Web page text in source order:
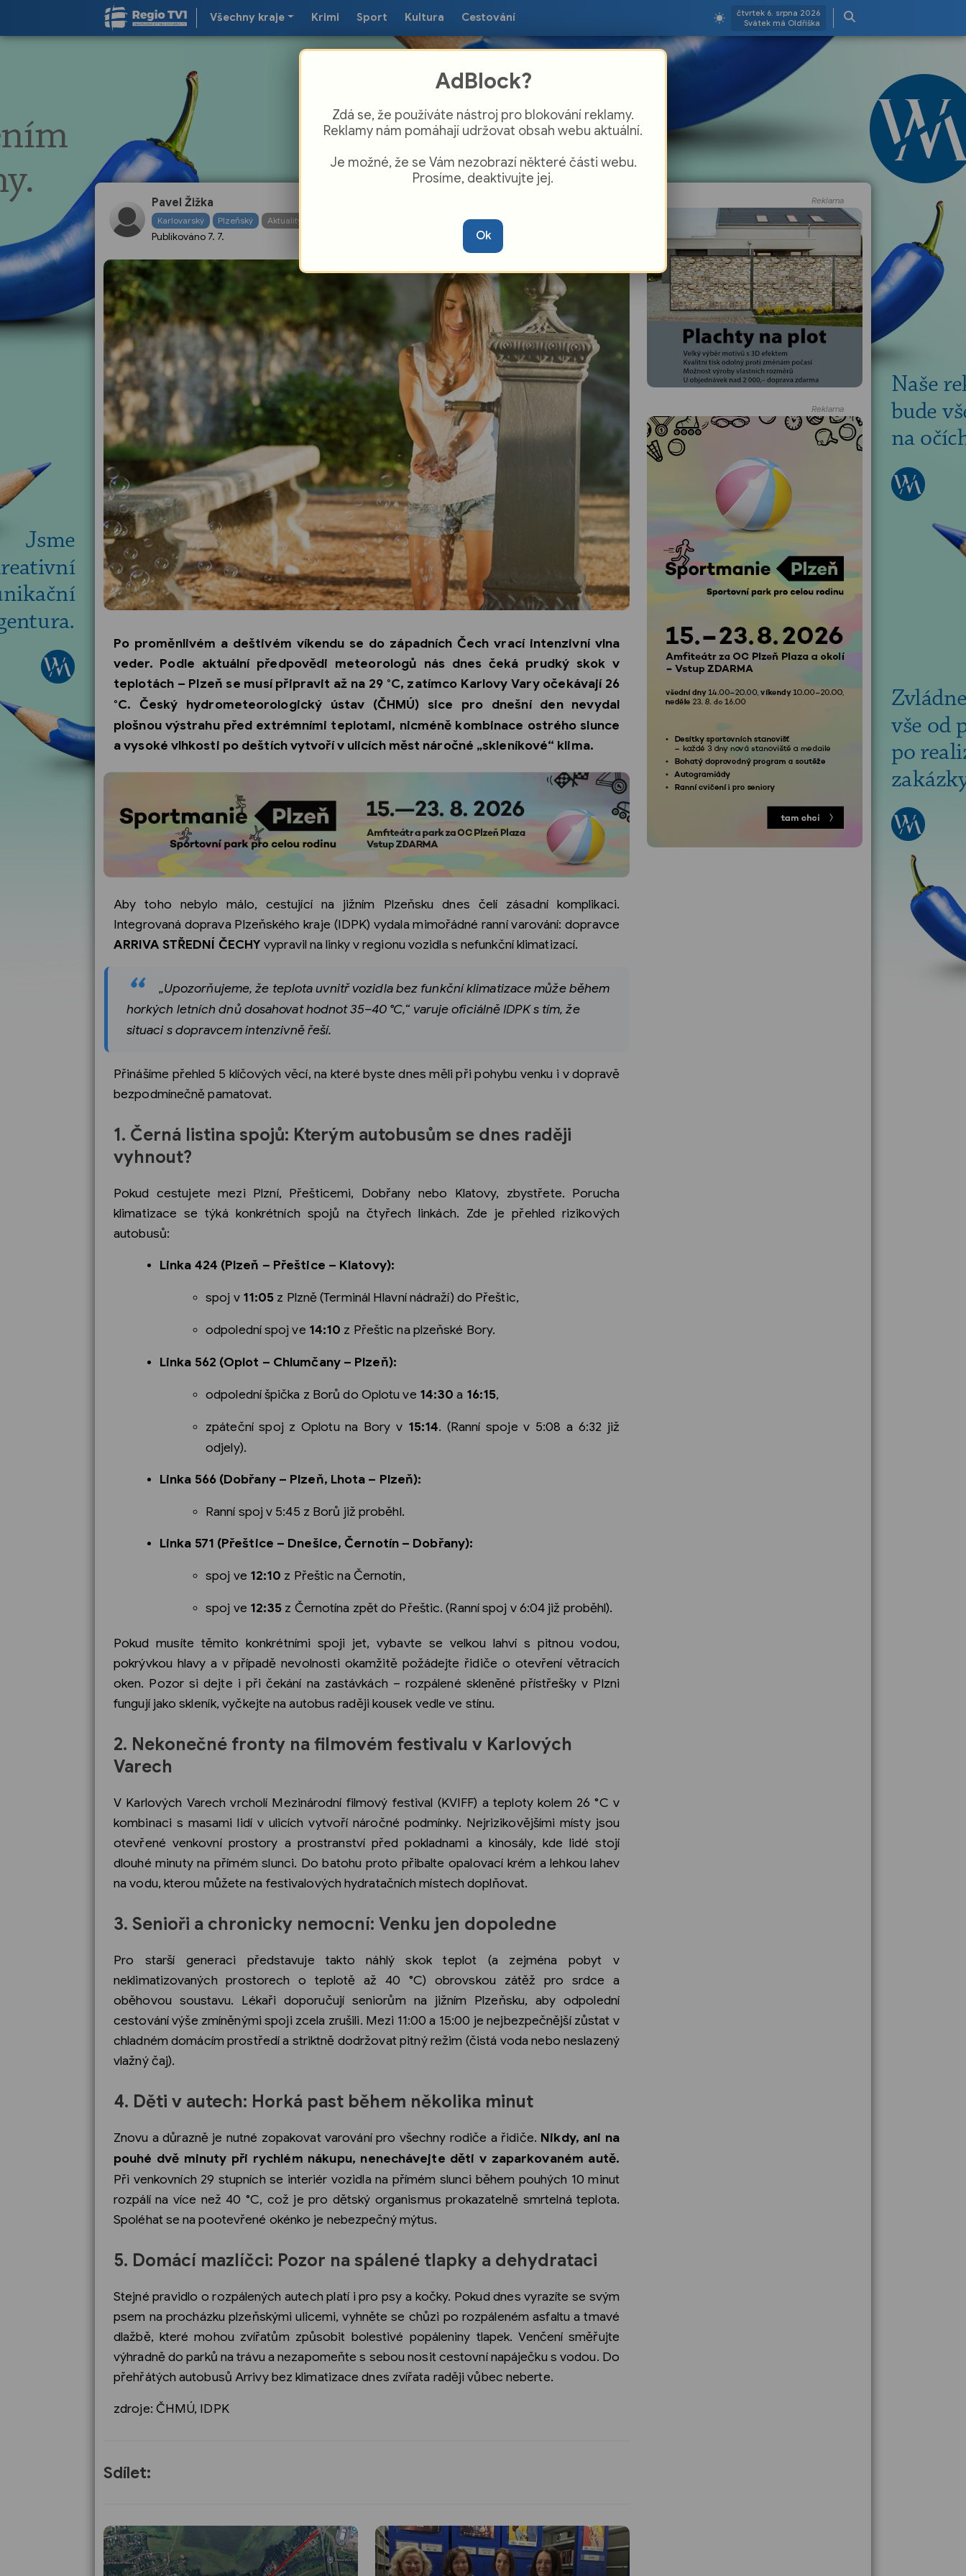
Všechny kraje Krimi Sport Kultura Cestování
čtvrtek 6. srpna 2026
Svátek má Oldřiška
Pavel Žižka
Karlovarský Plzeňský Aktuality
Publikováno 7. 7.
autobusech navíc stávkuje klimatizace
Po proměnlivém a deštivém víkendu se do západních Čech vrací intenzivní vlna
veder. Podle aktuální předpovědi meteorologů nás dnes čeká prudký skok v
teplotách – Plzeň se musí připravit až na 29 °C, zatímco Karlovy Vary očekávají 26
°C. Český hydrometeorologický ústav (ČHMÚ) sice pro dnešní den nevydal
plošnou výstrahu před extrémními teplotami, nicméně kombinace ostrého slunce
a vysoké vlhkosti po deštích vytvoří v ulicích měst náročné „skleníkové“ klima.
Aby toho nebylo málo, cestující na jižním Plzeňsku dnes čelí zásadní komplikaci.
Integrovaná doprava Plzeňského kraje (IDPK) vydala mimořádné ranní varování: dopravce
ARRIVA STŘEDNÍ ČECHYvypravil na linky v regionu vozidla s nefunkční klimatizací.
„Upozorňujeme, že teplota uvnitř vozidla bez funkční klimatizace může během
horkých letních dnů dosahovat hodnot 35–40 °C,“ varuje oficiálně IDPK s tím, že
situaci s dopravcem intenzivně řeší.
Přinášíme přehled 5 klíčových věcí, na které byste dnes měli při pohybu venku i v dopravě
bezpodmínečně pamatovat.
1. Černá listina spojů: Kterým autobusům se dnes raději
vyhnout?
Pokud cestujete mezi Plzní, Přešticemi, Dobřany nebo Klatovy, zbystřete. Porucha
klimatizace se týká konkrétních spojů na čtyřech linkách. Zde je přehled rizikových
autobusů:
Linka 424 (Plzeň – Přeštice – Klatovy):
spoj v 11:05 z Plzně (Terminál Hlavní nádraží) do Přeštic,
odpolední spoj ve 14:10 z Přeštic na plzeňské Bory.
Linka 562 (Oplot – Chlumčany – Plzeň):
odpolední špička z Borů do Oplotu ve 14:30 a 16:15,
zpáteční spoj z Oplotu na Bory v 15:14. (Ranní spoje v 5:08 a 6:32 již
odjely).
Linka 566 (Dobřany – Plzeň, Lhota – Plzeň):
Ranní spoj v 5:45 z Borů již proběhl.
Linka 571 (Přeštice – Dnešice, Černotín – Dobřany):
spoj ve 12:10 z Přeštic na Černotín,
spoj ve 12:35 z Černotína zpět do Přeštic. (Ranní spoj v 6:04 již proběhl).
Pokud musíte těmito konkrétními spoji jet, vybavte se velkou lahví s pitnou vodou,
pokrývkou hlavy a v případě nevolnosti okamžitě požádejte řidiče o otevření větracích
oken. Pozor si dejte i při čekání na zastávkách – rozpálené skleněné přístřešky v Plzni
fungují jako skleník, vyčkejte na autobus raději kousek vedle ve stínu.
2. Nekonečné fronty na filmovém festivalu v Karlových
Varech
V Karlových Varech vrcholí Mezinárodní filmový festival (KVIFF) a teploty kolem 26 °C v
kombinaci s masami lidí v ulicích vytvoří náročné podmínky. Nejrizikovějšími místy jsou
otevřené venkovní prostory a prostranství před pokladnami a kinosály, kde lidé stojí
dlouhé minuty na přímém slunci. Do batohu proto přibalte opalovací krém a lehkou lahev
na vodu, kterou můžete na festivalových hydratačních místech doplňovat.
3. Senioři a chronicky nemocní: Venku jen dopoledne
Pro starší generaci představuje takto náhlý skok teplot (a zejména pobyt v
neklimatizovaných prostorech o teplotě až 40 °C) obrovskou zátěž pro srdce a
oběhovou soustavu. Lékaři doporučují seniorům na jižním Plzeňsku, aby odpolední
cestování výše zmíněnými spoji zcela zrušili. Mezi 11:00 a 15:00 je nejbezpečnější zůstat v
chladném domácím prostředí a striktně dodržovat pitný režim (čistá voda nebo neslazený
vlažný čaj).
4. Děti v autech: Horká past během několika minut
Znovu a důrazně je nutné zopakovat varování pro všechny rodiče a řidiče. Nikdy, ani na
pouhé dvě minuty při rychlém nákupu, nenechávejte děti v zaparkovaném autě.
Při venkovních 29 stupních se interiér vozidla na přímém slunci během pouhých 10 minut
rozpálí na více než 40 °C, což je pro dětský organismus prokazatelně smrtelná teplota.
Spoléhat se na pootevřené okénko je nebezpečný mýtus.
5. Domácí mazlíčci: Pozor na spálené tlapky a dehydrataci
Stejné pravidlo o rozpálených autech platí i pro psy a kočky. Pokud dnes vyrazíte se svým
psem na procházku plzeňskými ulicemi, vyhněte se chůzi po rozpáleném asfaltu a tmavé
dlažbě, které mohou zvířatům způsobit bolestivé popáleniny tlapek. Venčení směřujte
výhradně do parků na trávu a nezapomeňte s sebou nosit cestovní napáječku s vodou. Do
přehřátých autobusů Arrivy bez klimatizace dnes zvířata raději vůbec neberte.
zdroje: ČHMÚ, IDPK
Sdílet:
Reklama
Reklama
AdBlock?
Zdá se, že používáte nástroj pro blokování reklamy.
Reklamy nám pomáhají udržovat obsah webu aktuální.
Je možné, že se Vám nezobrazí některé části webu.
Prosíme, deaktivujte jej.
Ok